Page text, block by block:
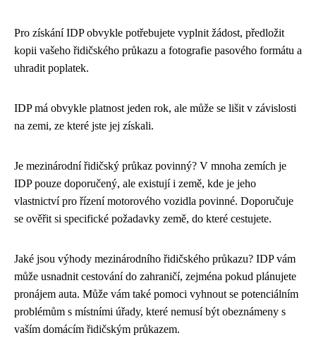
Pro získání IDP obvykle potřebujete vyplnit žádost, předložit
kopii vašeho řidičského průkazu a fotografie pasového formátu a
uhradit poplatek.
IDP má obvykle platnost jeden rok, ale může se lišit v závislosti
na zemi, ze které jste jej získali.
Je mezinárodní řidičský průkaz povinný? V mnoha zemích je
IDP pouze doporučený, ale existují i země, kde je jeho
vlastnictví pro řízení motorového vozidla povinné. Doporučuje
se ověřit si specifické požadavky země, do které cestujete.
Jaké jsou výhody mezinárodního řidičského průkazu? IDP vám
může usnadnit cestování do zahraničí, zejména pokud plánujete
pronájem auta. Může vám také pomoci vyhnout se potenciálním
problémům s místními úřady, které nemusí být obeznámeny s
vaším domácím řidičským průkazem.